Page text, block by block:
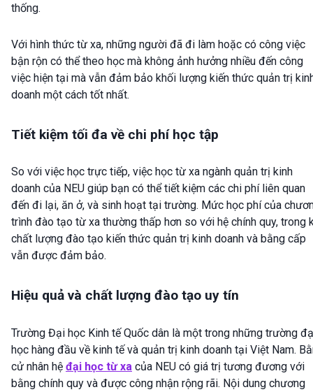
thống.
Với hình thức từ xa, những người đã đi làm hoặc có công việc
bận rộn có thể theo học mà không ảnh hưởng nhiều đến công
việc hiện tại mà vẫn đảm bảo khối lượng kiến thức quản trị
doanh một cách tốt nhất.
Tiết kiệm tối đa về chi phí học tập
So với việc học trực tiếp, việc học từ xa ngành quản trị kinh
doanh của NEU giúp bạn có thể tiết kiệm các chi phí liên quan
đến đi lại, ăn ở, và sinh hoạt tại trường. Mức học phí của
trình đào tạo từ xa thường thấp hơn so với hệ chính quy, trong
chất lượng đào tạo kiến thức quản trị kinh doanh và bằng cấp
vẫn được đảm bảo.
Hiệu quả và chất lượng đào tạo uy tín
Trường Đại học Kinh tế Quốc dân là một trong những trường
học hàng đầu về kinh tế và quản trị kinh doanh tại Việt Nam.
cử nhân hệ đại học từ xa của NEU có giá trị tương đương với
bằng chính quy và được công nhận rộng rãi. Nội dung chương